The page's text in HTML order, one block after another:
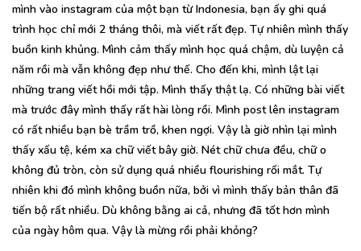
mình vào instagram của một bạn từ Indonesia, bạn ấy ghi quá
trình học chỉ mới 2 tháng thôi, mà viết rất đẹp. Tự nhiên mình thấy
buồn kinh khủng. Mình cảm thấy mình học quá chậm, dù luyện cả
năm rồi mà vẫn không đẹp như thế. Cho đến khi, mình lật lại
những trang viết hồi mới tập. Mình thấy thật lạ. Có những bài viết
mà trước đây mình thấy rất hài lòng rồi. Mình post lên instagram
có rất nhiều bạn bè trầm trồ, khen ngợi. Vậy là giờ nhìn lại mình
thấy xấu tệ, kém xa chữ viết bây giờ. Nét chữ chưa đều, chữ o
không đủ tròn, còn sử dụng quá nhiều flourishing rối mắt. Tự
nhiên khi đó mình không buồn nữa, bởi vì mình thấy bản thân đã
tiến bộ rất nhiều. Dù không bằng ai cả, nhưng đã tốt hơn mình
của ngày hôm qua. Vậy là mừng rồi phải khỏng?